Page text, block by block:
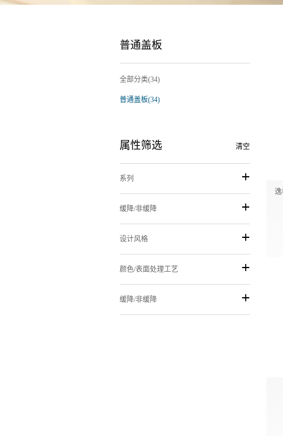
普通盖板
全部分类(34)
普通盖板(34)
属性筛选 清空
系列
缓降/非缓降
设计风格
颜色/表面处理工艺
缓降/非缓降
逸